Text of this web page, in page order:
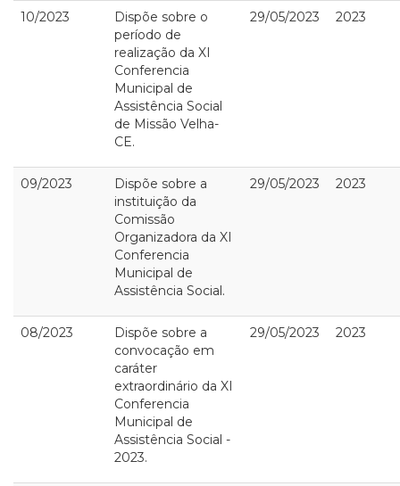
10/2023
Dispõe sobre o
período de
realização da XI
Conferencia
Municipal de
Assistência Social
de Missão Velha-
CE.
29/05/2023 2023
09/2023
Dispõe sobre a
instituição da
Comissão
Organizadora da XI
Conferencia
Municipal de
Assistência Social.
29/05/2023 2023
08/2023
Dispõe sobre a
convocação em
caráter
extraordinário da XI
Conferencia
Municipal de
Assistência Social -
2023.
29/05/2023 2023